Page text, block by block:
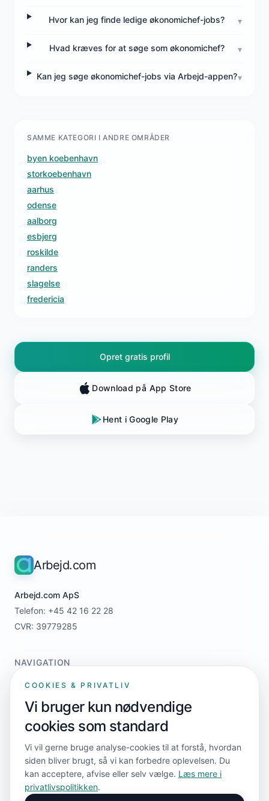
Hvor kan jeg finde ledige økonomichef-jobs? ▾
Hvad kræves for at søge som økonomichef? ▾
Kan jeg søge økonomichef-jobs via Arbejd-appen?▾
SAMME KATEGORI I ANDRE OMRÅDER
byen koebenhavn
storkoebenhavn
aarhus
odense
aalborg
esbjerg
roskilde
randers
slagelse
fredericia
Opret gratis profil
Download på App Store
Hent i Google Play
Arbejd.com
Arbejd.com ApS
Telefon: +45 42 16 22 28
CVR: 39779285
NAVIGATION
Home
For jobsøgere
For virksomheder
Priser
Kontakt
FØLG OS
COOKIES & PRIVATLIV
Vi bruger kun nødvendige
cookies som standard
Vi vil gerne bruge analyse-cookies til at forstå, hvordan
siden bliver brugt, så vi kan forbedre oplevelsen. Du
kan acceptere, afvise eller selv vælge. Læs mere i
privatlivspolitikken.